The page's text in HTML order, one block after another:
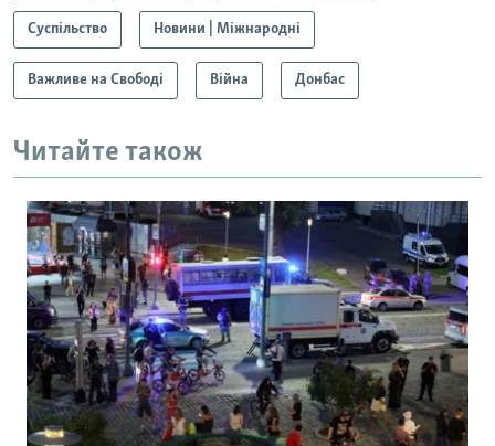
Суспільство Новини | Міжнародні
Важливе на Свободі Війна Донбас
Читайте також